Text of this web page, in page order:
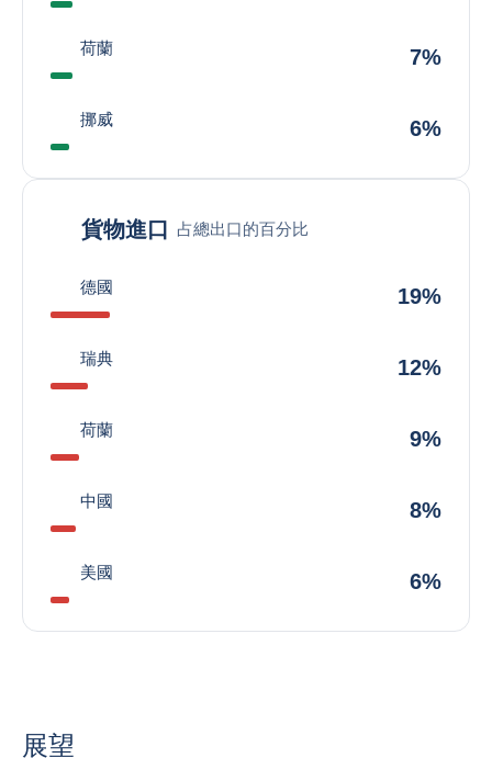
荷蘭 7%
挪威 6%
貨物進口 占總出口的百分比
德國 19%
瑞典 12%
荷蘭 9%
中國 8%
美國 6%
展望